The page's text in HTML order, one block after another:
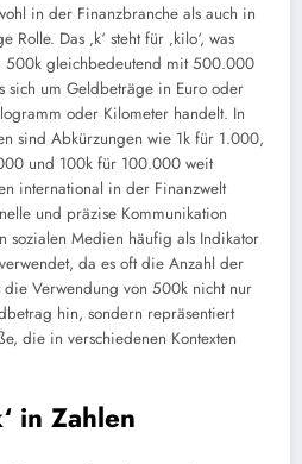
in der Finanzbranche als auch in
Das ‚k‘ steht für ‚kilo‘, was
500k gleichbedeutend mit 500.000
sich um Geldbeträge in Euro oder
oder Kilometer handelt. In
sind Abkürzungen wie 1k für 1.000,
und 100k für 100.000 weit
international in der Finanzwelt
und präzise Kommunikation
Medien häufig als Indikator
da es oft die Anzahl der
Verwendung von 500k nicht nur
hin, sondern repräsentiert
die in verschiedenen Kontexten
in Zahlen